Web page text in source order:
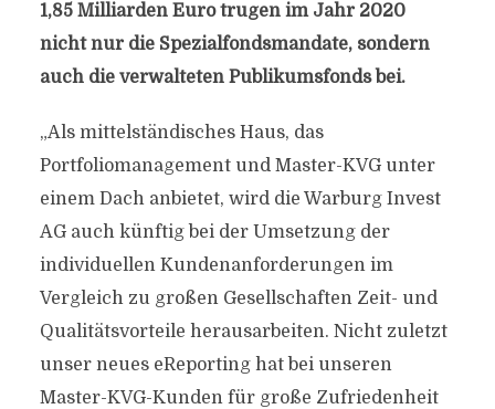
1,85 Milliarden Euro trugen im Jahr 2020
nicht nur die Spezialfondsmandate, sondern
auch die verwalteten Publikumsfonds bei.
„Als mittelständisches Haus, das
Portfoliomanagement und Master-KVG unter
einem Dach anbietet, wird die Warburg Invest
AG auch künftig bei der Umsetzung der
individuellen Kundenanforderungen im
Vergleich zu großen Gesellschaften Zeit- und
Qualitätsvorteile herausarbeiten. Nicht zuletzt
unser neues eReporting hat bei unseren
Master-KVG-Kunden für große Zufriedenheit